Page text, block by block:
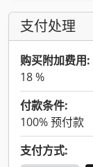
支付处理
购买附加费用:
18 %
付款条件:
100% 预付款
支付方式: